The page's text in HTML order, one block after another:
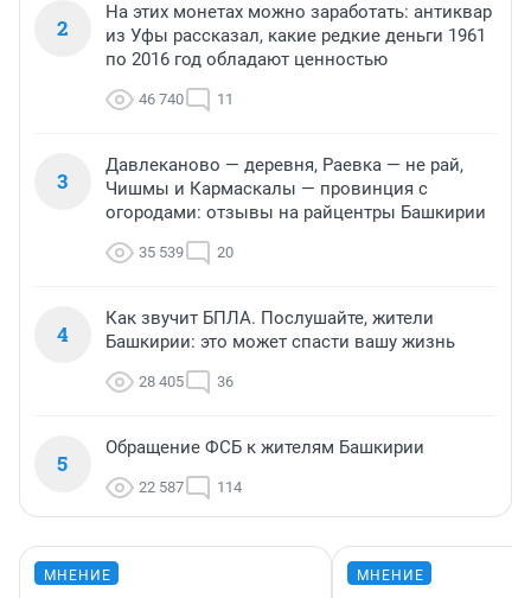
2
На этих монетах можно заработать: антиквар
из Уфы рассказал, какие редкие деньги 1961
по 2016 год обладают ценностью
46 740 11
3
Давлеканово — деревня, Раевка — не рай,
Чишмы и Кармаскалы — провинция с
огородами: отзывы на райцентры Башкирии
35 539 20
4
Как звучит БПЛА. Послушайте, жители
Башкирии: это может спасти вашу жизнь
28 405 36
5
Обращение ФСБ к жителям Башкирии
22 587 114
МНЕНИЕ МНЕНИЕ